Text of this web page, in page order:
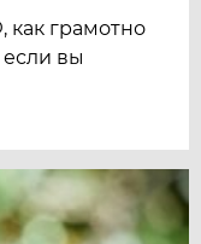
грамотно
если вы